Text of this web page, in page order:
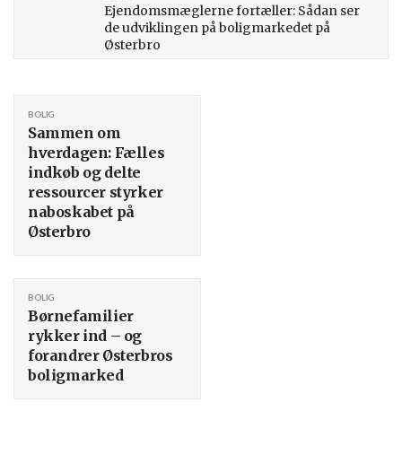
Ejendomsmæglerne fortæller: Sådan ser
de udviklingen på boligmarkedet på
Østerbro
Sammen om
hverdagen: Fælles
indkøb og delte
ressourcer styrker
naboskabet på
Østerbro
BOLIG
Børnefamilier
rykker ind – og
forandrer Østerbros
boligmarked
BOLIG